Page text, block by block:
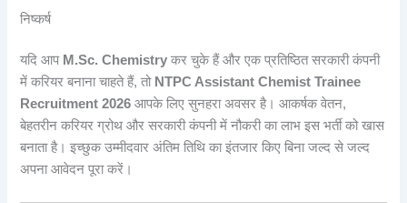
निष्कर्ष
यदि आप M.Sc. Chemistry कर चुके हैं और एक प्रतिष्ठित सरकारी कंपनी
में करियर बनाना चाहते हैं, तो NTPC Assistant Chemist Trainee
Recruitment 2026 आपके लिए सुनहरा अवसर है। आकर्षक वेतन,
बेहतरीन करियर ग्रोथ और सरकारी कंपनी में नौकरी का लाभ इस भर्ती को खास
बनाता है। इच्छुक उम्मीदवार अंतिम तिथि का इंतजार किए बिना जल्द से जल्द
अपना आवेदन पूरा करें।